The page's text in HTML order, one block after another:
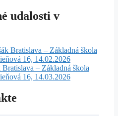
udalosti v
Bratislava – Základná škola
16, 14.02.2026
– Základná škola
16, 14.03.2026